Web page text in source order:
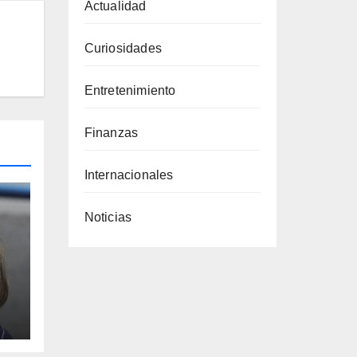
Actualidad
Curiosidades
Entretenimiento
Finanzas
Internacionales
Noticias